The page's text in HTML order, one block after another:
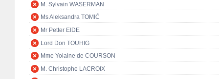
M. Sylvain WASERMAN
Ms Aleksandra TOMIĆ
Mr Petter EIDE
Lord Don TOUHIG
Mme Yolaine de COURSON
M. Christophe LACROIX